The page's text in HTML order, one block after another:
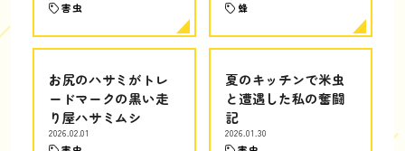
害虫 蜂
お尻のハサミがトレ
ードマークの黒い走
り屋ハサミムシ
2026.02.01
夏のキッチンで米虫
と遭遇した私の奮闘
記
2026.01.30